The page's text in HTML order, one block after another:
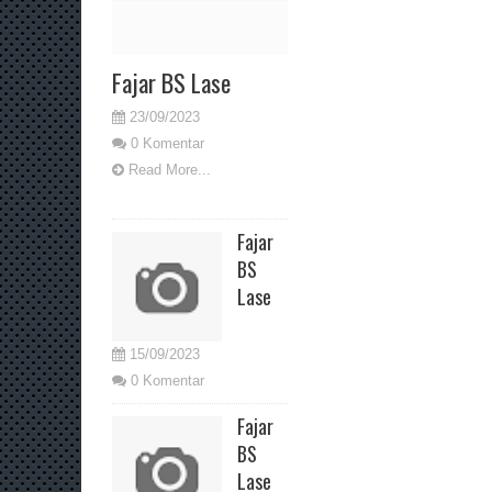
Fajar BS Lase
23/09/2023
0 Komentar
Read More...
Fajar
BS
Lase
15/09/2023
0 Komentar
Fajar
BS
Lase